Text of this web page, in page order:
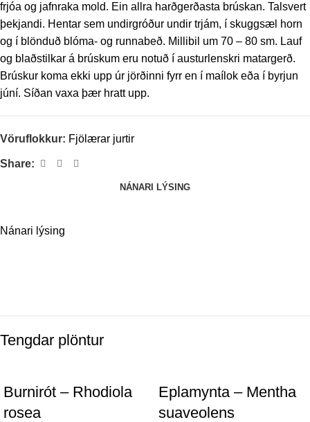
frjóa og jafnraka mold. Ein allra harðgerðasta brúskan. Talsvert
þekjandi. Hentar sem undirgróður undir trjám, í skuggsæl horn
og í blönduð blóma- og runnabeð. Millibil um 70 – 80 sm. Lauf
og blaðstilkar á brúskum eru notuð í austurlenskri matargerð.
Brúskur koma ekki upp úr jörðinni fyrr en í maílok eða í byrjun
júní. Síðan vaxa þær hratt upp.
Vöruflokkur: Fjölærar jurtir
Share:
NÁNARI LÝSING
Nánari lýsing
Tengdar plöntur
Burnirót – Rhodiola
rosea
Eplamynta – Mentha
suaveolens